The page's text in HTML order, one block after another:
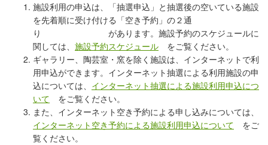
施設利用の申込は、「抽選申込」と抽選後の空いている施設
を先着順に受け付ける「空き予約」の２通
り があります。施設予約のスケジュールに
関しては、 施設予約スケジュール をご覧ください。
ギャラリー、陶芸室・窯を除く施設は、インターネットで利
用申込ができます。インターネット抽選による利用施設の申
込については、 インターネット抽選による施設利用申込につ
いて をご覧ください。
また、インターネット空き予約による申し込みについては、
インターネット空き予約による施設利用申込について をご
覧ください。